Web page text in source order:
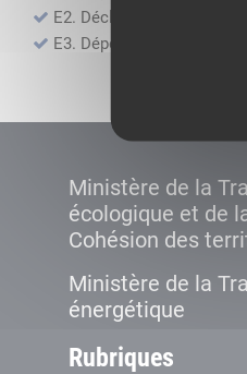
E2. Déclaration de sous-
E3. Dépôt des comptes
Ministère de la
écologique et de
Cohésion des
Ministère de la
énergétique
Rubriques